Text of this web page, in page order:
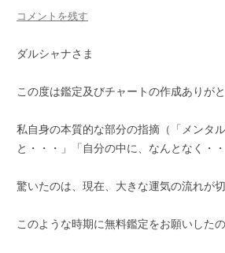
コメントを残す
ダルシャナさま
この度は鑑定及びチャートの作成ありが
私自身の本質的な部分の指摘（「メンタ
と・・・」「自分の中に、なんとなく・
驚いたのは、現在、大きな運気の流れが
このような時期に無料鑑定をお願いした